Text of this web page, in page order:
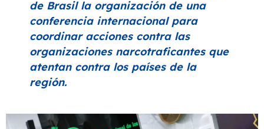
de Brasil la organización de una
conferencia internacional para
coordinar acciones contra las
organizaciones narcotraficantes que
atentan contra los países de la
región.